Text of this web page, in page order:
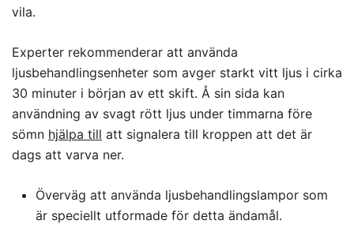
vila.
Experter rekommenderar att använda
ljusbehandlingsenheter som avger starkt vitt ljus i cirka
30 minuter i början av ett skift. Å sin sida kan
användning av svagt rött ljus under timmarna före
sömn hjälpa till att signalera till kroppen att det är
dags att varva ner.
Överväg att använda ljusbehandlingslampor som
är speciellt utformade för detta ändamål.